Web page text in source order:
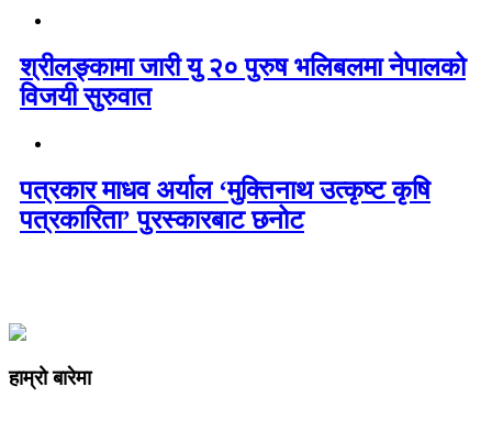
श्रीलङ्कामा जारी यु २० पुरुष भलिबलमा नेपालको
विजयी सुरुवात
पत्रकार माधव अर्याल ‘मुक्तिनाथ उत्कृष्ट कृषि
पत्रकारिता’ पुरस्कारबाट छनोट
हाम्रो बारेमा